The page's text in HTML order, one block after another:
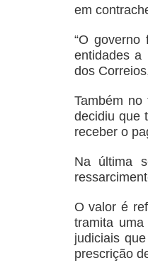
em
“O
entidades a
dos
Também
decidiu que
receber o
Na última
O valor é
tramita
judiciais
prescrição